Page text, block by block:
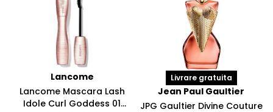
Lancome
Lancome Mascara Lash
Idole Curl Goddess 01
Livrare gratuita
Jean Paul Gaultier
JPG Gaultier Divine Couture